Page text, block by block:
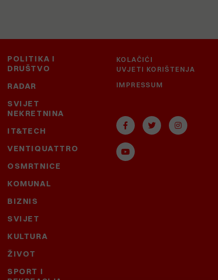
POLITIKA I
DRUŠTVO
RADAR
SVIJET
NEKRETNINA
IT&TECH
VENTIQUATTRO
OSMRTNICE
KOMUNAL
BIZNIS
SVIJET
KULTURA
ŽIVOT
SPORT I
KOLAČIĆI
UVJETI KORIŠTENJA
IMPRESSUM